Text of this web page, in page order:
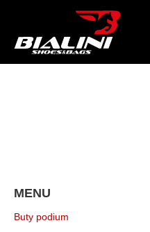
MENU
Buty podium